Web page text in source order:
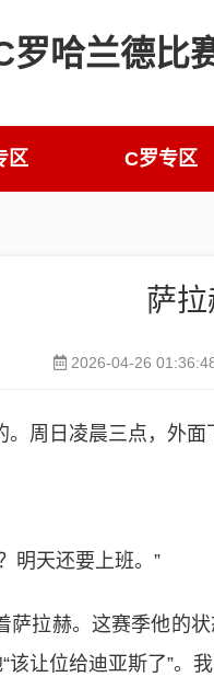
区 C罗专区
萨
2026-04-26
周日凌晨三点，外面
明天还要上班。”
萨拉赫。这赛季他的
该让位给迪亚斯了”。